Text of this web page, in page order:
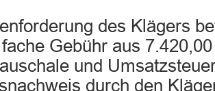
des Klägers
Gebühr aus
und
durch den